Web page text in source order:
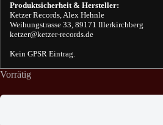
Produktsicherheit & Hersteller:
Ketzer Records, Alex Hehnle
Weihungstrasse 33, 89171 Illerkirchberg
ketzer@ketzer-records.de
Kein GPSR Eintrag.
Vorrätig